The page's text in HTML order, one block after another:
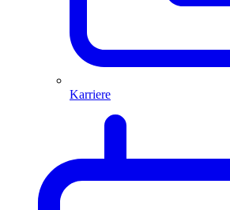
Karriere